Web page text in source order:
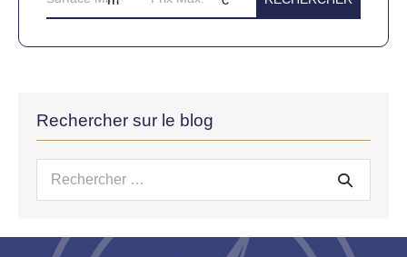
Rechercher sur le blog
Recherche